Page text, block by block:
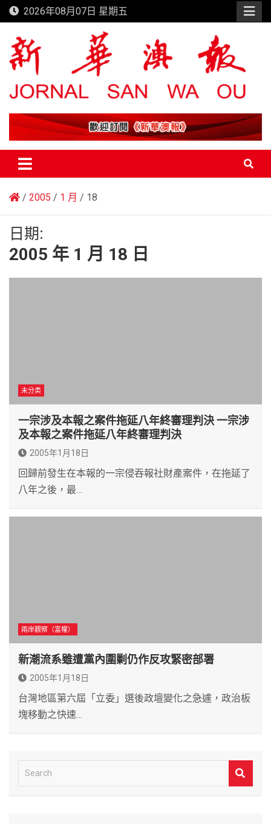
Skip
to
content
2026年08月07日 星期五
新華澳報
2005 1 月 18
日期:
2005 年 1 月 18 日
未分类
一宗涉及本報之案件拖延八年終審理判決 一宗涉
及本報之案件拖延八年終審理判決
2005年1月18日
回歸前發生在本報的一宗侵吞報社財產案件，在拖延了
八年之後，最…
兩岸觀察（富權）
新潮流系雖遭黨內圍剿仍作反攻緊密部署
2005年1月18日
台灣地區第六屆「立委」選後政壇變化之急遽，政治板
塊移動之快速…
e